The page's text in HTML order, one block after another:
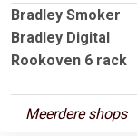
Bradley Smoker
Bradley Digital
Rookoven 6 rack
Meerdere shops